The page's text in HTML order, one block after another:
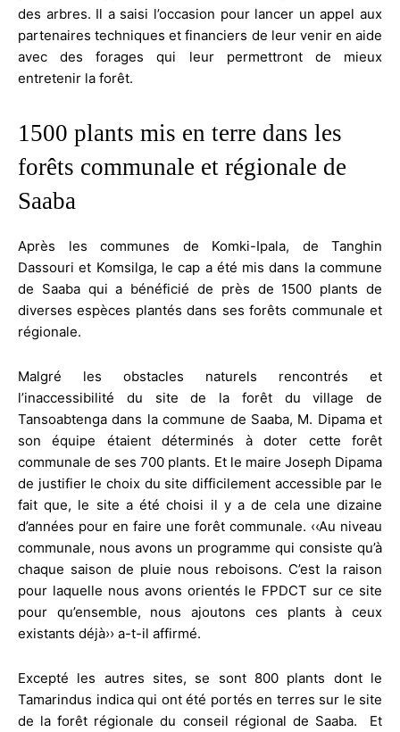
des arbres. Il a saisi l’occasion pour lancer un appel aux
partenaires techniques et financiers de leur venir en aide
avec des forages qui leur permettront de mieux
entretenir la forêt.
1500 plants mis en terre dans les
forêts communale et régionale de
Saaba
Après les communes de Komki-Ipala, de Tanghin
Dassouri et Komsilga, le cap a été mis dans la commune
de Saaba qui a bénéficié de près de 1500 plants de
diverses espèces plantés dans ses forêts communale et
régionale.
Malgré les obstacles naturels rencontrés et
l’inaccessibilité du site de la forêt du village de
Tansoabtenga dans la commune de Saaba, M. Dipama et
son équipe étaient déterminés à doter cette forêt
communale de ses 700 plants. Et le maire Joseph Dipama
de justifier le choix du site difficilement accessible par le
fait que, le site a été choisi il y a de cela une dizaine
d’années pour en faire une forêt communale. ‹‹Au niveau
communale, nous avons un programme qui consiste qu’à
chaque saison de pluie nous reboisons. C’est la raison
pour laquelle nous avons orientés le FPDCT sur ce site
pour qu’ensemble, nous ajoutons ces plants à ceux
existants déjà›› a-t-il affirmé.
Excepté les autres sites, se sont 800 plants dont le
Tamarindus indica qui ont été portés en terres sur le site
de la forêt régionale du conseil régional de Saaba. Et